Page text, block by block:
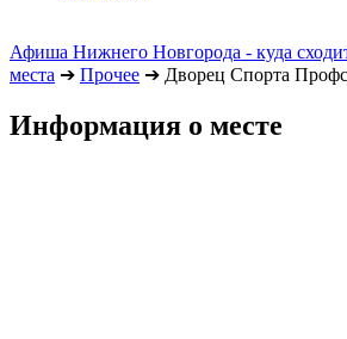
Афиша Нижнего Новгорода - куда
места ➔ Прочее ➔ Дворец Спорта
Информация о месте